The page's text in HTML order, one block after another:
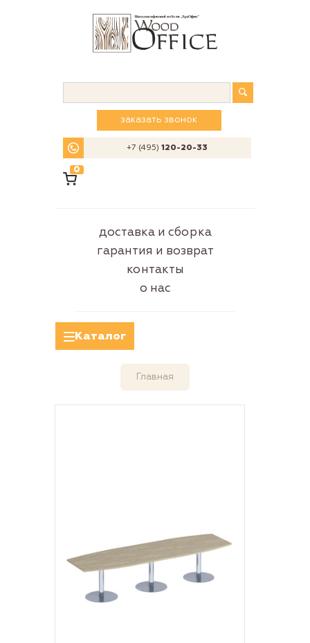
заказать звонок
+7 (495)120-20-33
0
доставка и сборка
гарантия и возврат
контакты
о нас
Каталог
Главная